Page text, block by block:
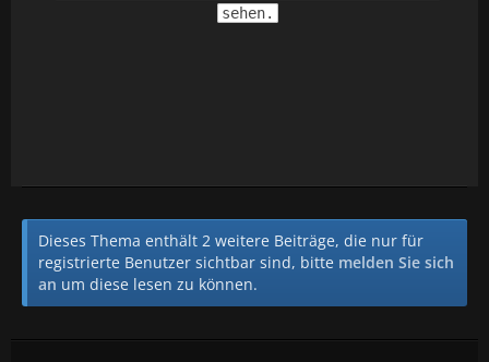
sehen.
Dieses Thema enthält 2 weitere Beiträge, die nur für
registrierte Benutzer sichtbar sind, bitte melden Sie sich
an um diese lesen zu können.